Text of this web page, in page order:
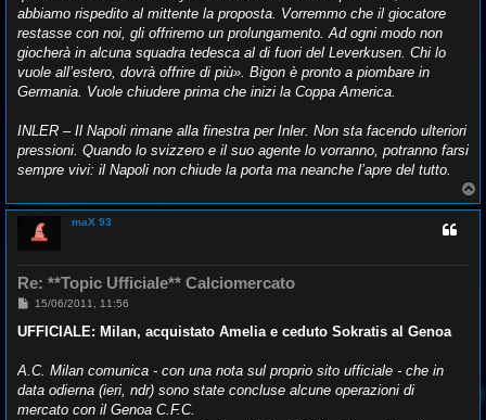
abbiamo rispedito al mittente la proposta. Vorremmo che il giocatore
restasse con noi, gli offriremo un prolungamento. Ad ogni modo non
giocherà in alcuna squadra tedesca al di fuori del Leverkusen. Chi lo
vuole all’estero, dovrà offrire di più». Bigon è pronto a piombare in
Germania. Vuole chiudere prima che inizi la Coppa America.
INLER – Il Napoli rimane alla finestra per Inler. Non sta facendo ulteriori
pressioni. Quando lo svizzero e il suo agente lo vorranno, potranno farsi
sempre vivi: il Napoli non chiude la porta ma neanche l’apre del tutto.
o
maX 93
Re: **Topic Ufficiale** Calciomercato
M
s
g
i
o
15/06/2011, 11:56
UFFICIALE: Milan, acquistato Amelia e ceduto Sokratis al Genoa
A.C. Milan comunica - con una nota sul proprio sito ufficiale - che in
data odierna (ieri, ndr) sono state concluse alcune operazioni di
mercato con il Genoa C.F.C.